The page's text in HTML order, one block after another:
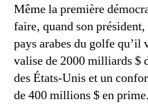
Même la première
faire, quand son
pays arabes du golfe qu’il
valise de 2000 milliards $
des États-Unis et un
de 400 millions $ en prime.